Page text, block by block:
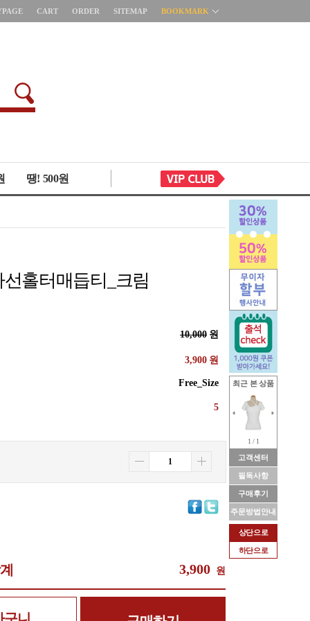
최근 본 상품
1 / 1
고객센터
필독사항
구매후기
주문방법안내
상단으로
하단으로
CART ORDER SITEMAP BOOKMARK
땡! 500원
선홀터매듭티_크림
3,900 원
10,000 원
3,900 원
Free_Size
5